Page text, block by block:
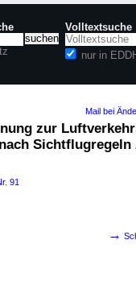
Volltextsuche
nur in
Mail bei
zur
Sichtflugregeln
91
→